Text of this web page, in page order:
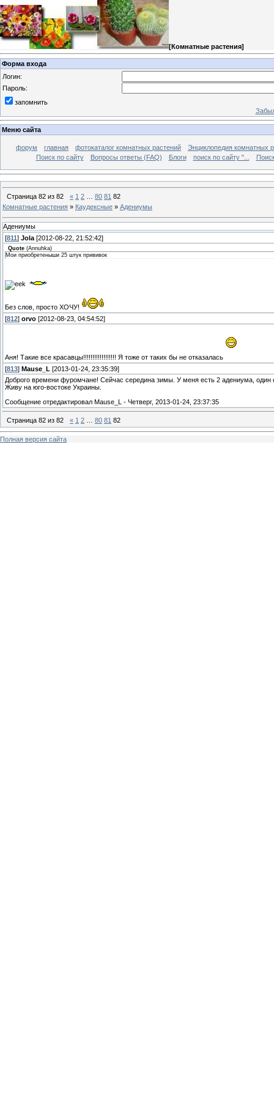
[Комнатные растения]
Форма входа
Логин:
Пароль:
запомнить
Меню сайта
форум главная фотокаталог комнатных растений
Энциклопедия комнатных
Поиск по сайту
Вопросы ответы (FAQ) Блоги поиск по сайту "...
Страница 82 из 82 « 1 2 80 81 82
Комнатные растения » Каудексные » Адениумы
Адениумы
[811] Jola [2012-08-22, 21:52:42]
Quote (Annuhka)
Мои приобретеныши 25 штук прививок
Без слов, просто ХОЧУ!
[812] orvo [2012-08-23, 04:54:52]
Аня! Такие все красавцы!!!!!!!!!!!!!!!!!! Я тоже от таких бы не отказалась
[813] Mause_L [2013-01-24, 23:35:39]
Доброго времени фуромчане! Сейчас середина зимы. У меня есть 2 адениума, один
Живу на юго-востоке Украины.
Сообщение отредактировал Mause_L - Четверг, 2013-01-24, 23:37:35
Страница 82 из 82 « 1 2 80 81 82
Полная версия сайта